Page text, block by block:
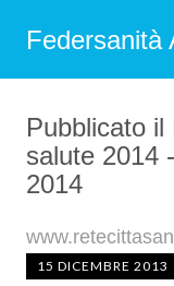
Federsanità
Pubblicato
salute 2014
2014
15 DICEMBRE 2013